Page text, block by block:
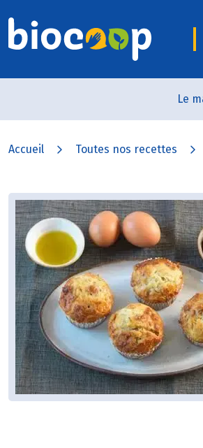
Le
Accueil Toutes nos recettes